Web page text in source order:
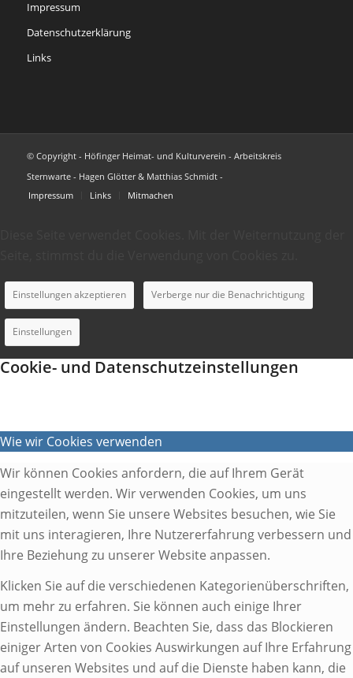
Impressum
Datenschutzerklärung
Links
© Copyright - Höfinger Heimat- und Kulturverein - Arbeitskreis
Sternwarte - Hagen Glötter & Matthias Schmidt -
Impressum
Links Mitmachen
Einstellungen akzeptieren Verberge nur die Benachrichtigung
Einstellungen
Cookie- und Datenschutzeinstellungen
Wie wir Cookies verwenden
Wir können Cookies anfordern, die auf Ihrem Gerät
eingestellt werden. Wir verwenden Cookies, um uns
mitzuteilen, wenn Sie unsere Websites besuchen, wie Sie
mit uns interagieren, Ihre Nutzererfahrung verbessern und
Ihre Beziehung zu unserer Website anpassen.
Klicken Sie auf die verschiedenen Kategorienüberschriften,
um mehr zu erfahren. Sie können auch einige Ihrer
Einstellungen ändern. Beachten Sie, dass das Blockieren
einiger Arten von Cookies Auswirkungen auf Ihre Erfahrung
auf unseren Websites und auf die Dienste haben kann, die